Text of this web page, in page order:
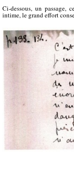
Ci-dessous, un passage,
intime, le grand effort